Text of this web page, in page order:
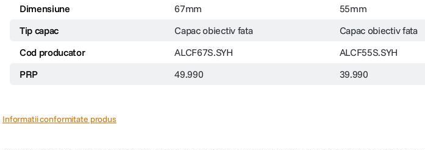
Dimensiune 67mm 55mm
Tip capac
Capac obiectiv fata Capac obiectiv fata
Cod producator
ALCF67S.SYH ALCF55S.SYH
PRP
49.990 39.990
Informatii conformitate produs